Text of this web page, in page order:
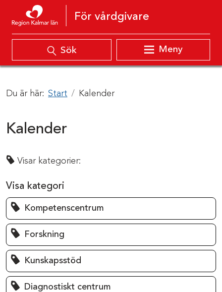
Hoppa till innehåll
För vårdgivare
Sök Meny
Du är här: Start Kalender
Kalender
Visar kategorier:
Visa kategori
Kompetenscentrum
Forskning
Kunskapsstöd
Diagnostiskt centrum